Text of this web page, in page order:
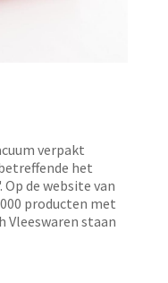
verpakt
het
de website van
producten met
Vleeswaren staan